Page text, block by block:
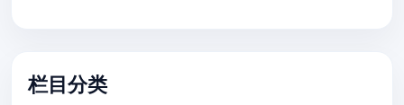
栏目分类